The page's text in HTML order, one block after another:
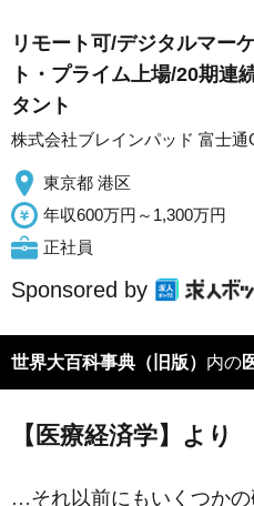
リモート可/デジタルマー
ト・プライム上場/20期連
タント
株式会社ブレインパッド 富士通
東京都 港区
年収600万円～1,300万円
正社員
Sponsored by
世界大百科事典（旧版） 内の
【医療経済学】より
…それ以前にもいくつか